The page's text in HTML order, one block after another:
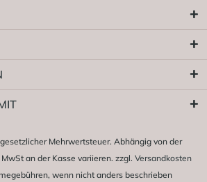
Mehrwertsteuer. Abhängig von der
an der Kasse variieren. zzgl. Versandkosten
wenn nicht anders beschrieben